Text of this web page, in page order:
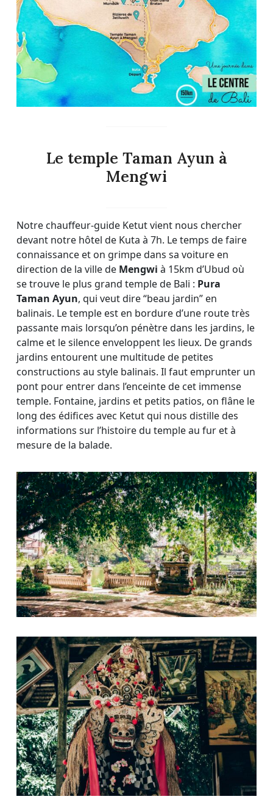
Le temple Taman Ayun à
Mengwi
Notre chauffeur-guide Ketut vient nous chercher
devant notre hôtel de Kuta à 7h. Le temps de faire
connaissance et on grimpe dans sa voiture en
direction de la ville de Mengwià 15km d’Ubud où
se trouve le plus grand temple de Bali : Pura
Taman Ayun, qui veut dire “beau jardin” en
balinais. Le temple est en bordure d’une route très
passante mais lorsqu’on pénètre dans les jardins, le
calme et le silence enveloppent les lieux. De grands
jardins entourent une multitude de petites
constructions au style balinais. Il faut emprunter un
pont pour entrer dans l’enceinte de cet immense
temple. Fontaine, jardins et petits patios, on flâne le
long des édifices avec Ketut qui nous distille des
informations sur l’histoire du temple au fur et à
mesure de la balade.